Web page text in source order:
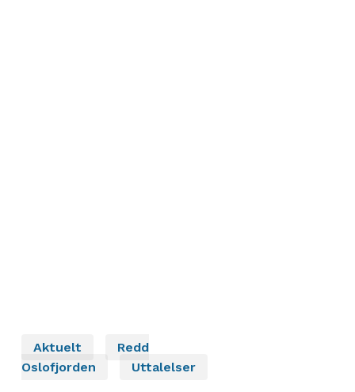
Aktuelt
Redd
Oslofjorden
Uttalelser